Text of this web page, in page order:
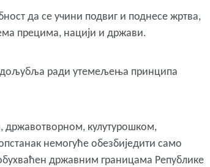
да се учини подвиг и поднесе жртва,
прецима, нацији и држави.
ради утемељења принципа
државотворном, кулутурошком,
немогуће обезбиједити само
државним границама Републике